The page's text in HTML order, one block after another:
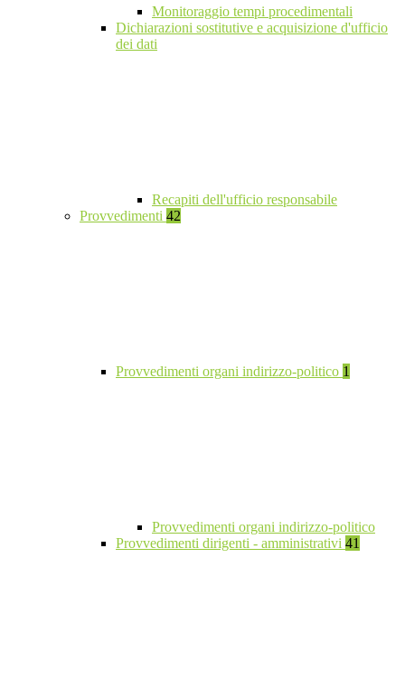
Monitoraggio tempi procedimentali
Dichiarazioni sostitutive e acquisizione d'ufficio
dei dati
Recapiti dell'ufficio responsabile
Provvedimenti 42
Provvedimenti organi indirizzo-politico 1
Provvedimenti organi indirizzo-politico
Provvedimenti dirigenti - amministrativi 41